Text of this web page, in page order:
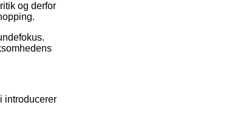
og derfor
introducerer